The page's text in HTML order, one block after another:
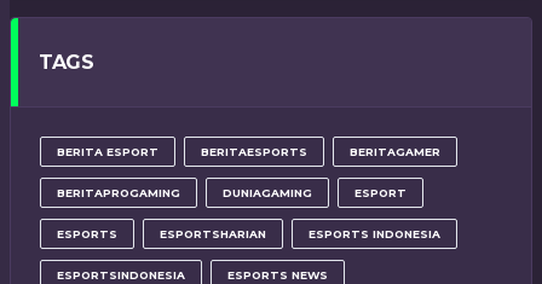
TAGS
BERITA ESPORT BERITAESPORTS BERITAGAMER
BERITAPROGAMING DUNIAGAMING ESPORT
ESPORTS ESPORTSHARIAN ESPORTS INDONESIA
ESPORTSINDONESIA ESPORTS NEWS